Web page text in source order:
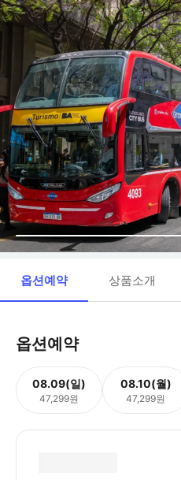
옵션예약 상품소개
옵션예약
08.09(일)
47,299원
08.10(월)
47,299원